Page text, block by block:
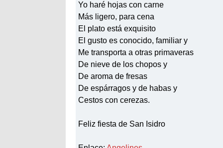
Yo haré hojas con carne
Más ligero, para cena
El plato está exquisito
El gusto es conocido, familiar y
Me transporta a otras primaveras
De nieve de los chopos y
De aroma de fresas
De espárragos y de habas y
Cestos con cerezas.
Feliz fiesta de San Isidro